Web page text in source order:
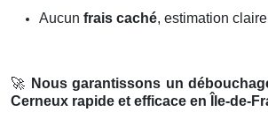
Aucun frais caché, estimation
🚀 Nous garantissons un
Cerneux rapide et efficace en Île-de-